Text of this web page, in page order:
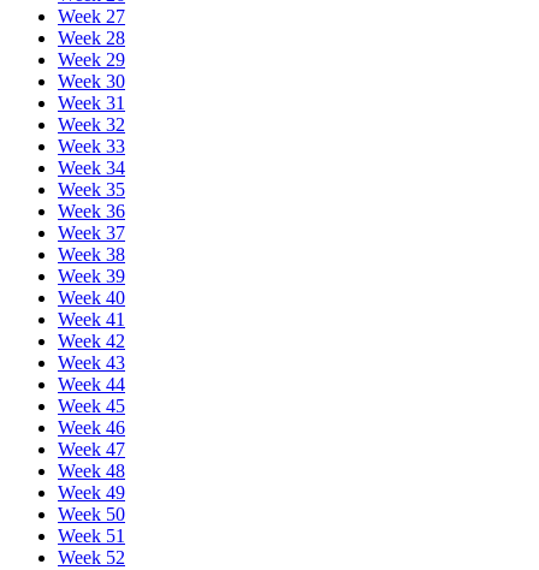
Week 27
Week 28
Week 29
Week 30
Week 31
Week 32
Week 33
Week 34
Week 35
Week 36
Week 37
Week 38
Week 39
Week 40
Week 41
Week 42
Week 43
Week 44
Week 45
Week 46
Week 47
Week 48
Week 49
Week 50
Week 51
Week 52